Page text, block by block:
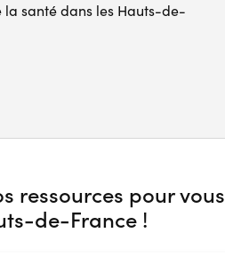
la santé dans les Hauts-de-
ressources pour vous
de-France !​